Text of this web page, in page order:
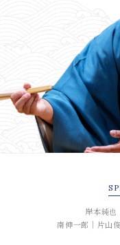
岸本純
南伸一郎｜片